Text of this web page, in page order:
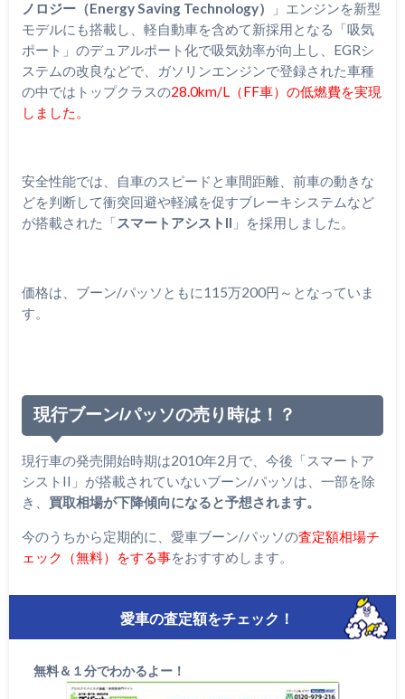
ノロジー（Energy Saving Technology）
」エンジンを新型
モデルにも搭載し、軽自動車を含めて新採用となる「吸気
ポート」のデュアルポート化で吸気効率が向上し、EGRシ
ステムの改良などで、ガソリンエンジンで登録された車種
の中ではトップクラスの28.0km/L（FF車）の低燃費を実現
しました。
安全性能では、自車のスピードと車間距離、前車の動きな
どを判断して衝突回避や軽減を促すブレーキシステムなど
が搭載された「スマートアシストII 」を採用しました。
価格は、ブーン/パッソともに115万200円～となっていま
す。
現行ブーン/パッソの売り時は！？
現行車の発売開始時期は2010年2月で、今後「スマートア
シストII」が搭載されていないブーン/パッソは、一部を除
き、 買取相場が下降傾向になると予想されます。
今のうちから定期的に、愛車ブーン/パッソの査定額相場チ
ェック（無料）をする事をおすすめします。
愛車の査定額をチェック！
無料＆１分でわかるよー！